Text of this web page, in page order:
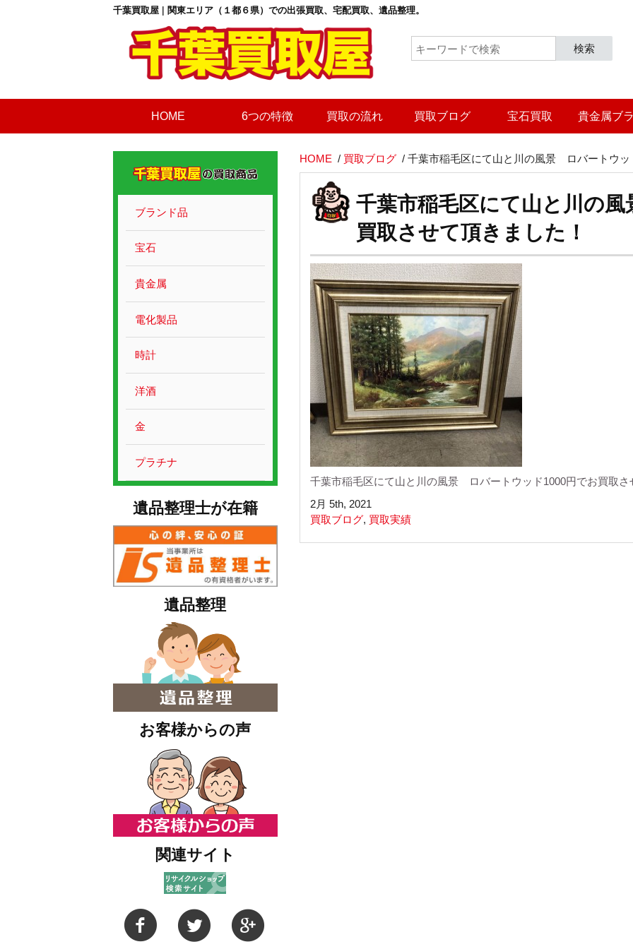
千葉買取屋 | 関東エリア（１都６県）での出張買取、宅配買取、遺品整理。
検索
HOME 6つの特徴 買取の流れ 買取ブログ 宝石買取 貴金属ブ
ブランド品
宝石
貴金属
電化製品
時計
洋酒
金
プラチナ
遺品整理士が在籍
遺品整理
お客様からの声
関連サイト
HOME / 買取ブログ/ 千葉市稲毛区にて山と川の風景 ロバートウッ
千葉市稲毛区にて山と川の
買取させて頂きました！
千葉市稲毛区にて山と川の風景 ロバートウッド1000円でお買取さ
2月 5th, 2021
買取ブログ, 買取実績